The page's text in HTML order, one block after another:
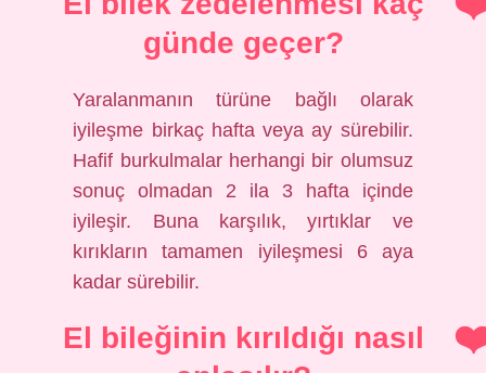
günde geçer?
Yaralanmanın türüne bağlı olarak
iyileşme birkaç hafta veya ay sürebilir.
Hafif burkulmalar herhangi bir olumsuz
sonuç olmadan 2 ila 3 hafta içinde
iyileşir. Buna karşılık, yırtıklar ve
kırıkların tamamen iyileşmesi 6 aya
kadar sürebilir.
El bileğinin kırıldığı nasıl